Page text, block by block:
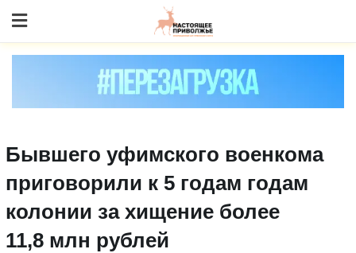
to content
Бывшего уфимского военкома
приговорили к 5 годам годам
колонии за хищение более
11,8 млн рублей